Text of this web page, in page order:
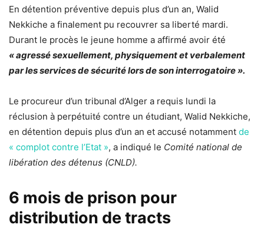
En détention préventive depuis plus d’un an, Walid
Nekkiche a finalement pu recouvrer sa liberté mardi.
Durant le procès le jeune homme a affirmé avoir été
« agressé sexuellement, physiquement et verbalement
par les services de sécurité lors de son interrogatoire ».
Le procureur d’un tribunal d’Alger a requis lundi la
réclusion à perpétuité contre un étudiant, Walid Nekkiche,
en détention depuis plus d’un an et accusé notamment de
« complot contre l’Etat », a indiqué le Comité national de
libération des détenus (CNLD).
6 mois de prison pour
distribution de tracts